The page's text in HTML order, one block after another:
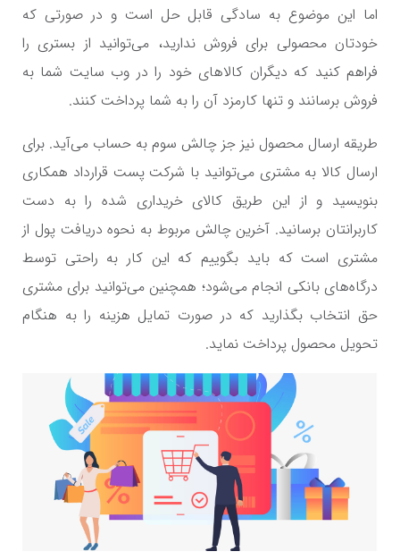
اما این موضوع به سادگی قابل حل است و در صورتی که
خودتان محصولی برای فروش ندارید، می‌توانید از بستری را
فراهم کنید که دیگران کالاهای خود را در وب سایت شما به
فروش برسانند و تنها کارمزد آن را به شما پرداخت کنند.
طریقه ارسال محصول نیز جز چالش سوم به حساب می‌آید. برای
ارسال کالا به مشتری می‌توانید با شرکت پست قرارداد همکاری
بنویسید و از این طریق کالای خریداری شده را به دست
کاربرانتان برسانید. آخرین چالش مربوط به نحوه دریافت پول از
مشتری است که باید بگوییم که این کار به راحتی توسط
درگاه‌های بانکی انجام می‌شود؛ همچنین می‌توانید برای مشتری
حق انتخاب بگذارید که در صورت تمایل هزینه را به هنگام
تحویل محصول پرداخت نماید.